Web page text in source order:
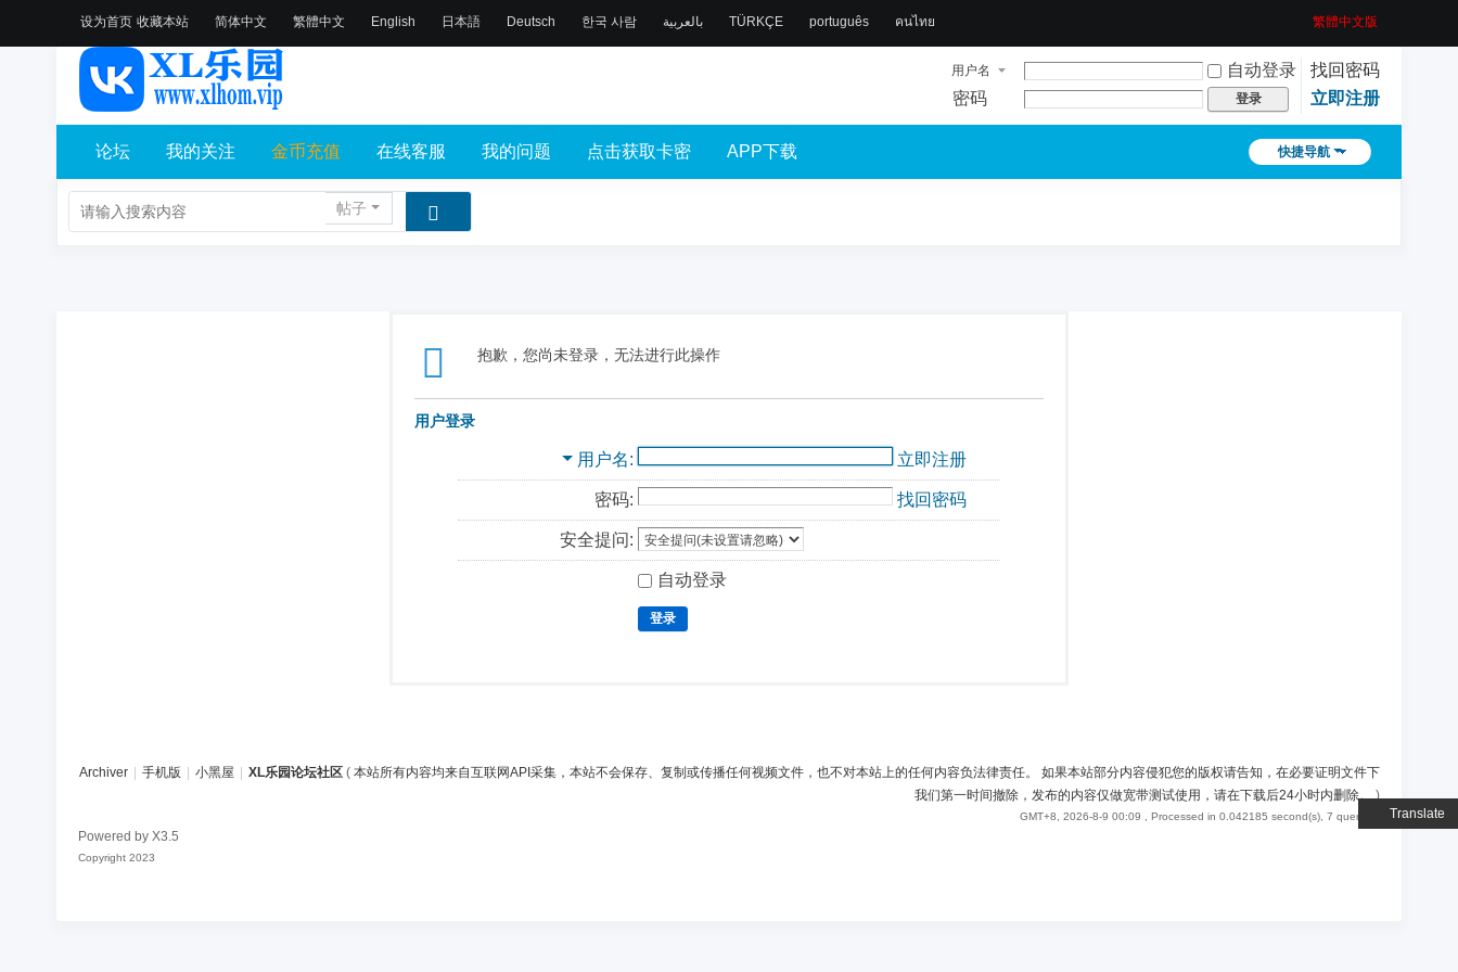
设为首页 收藏本站
Translate
简体中文 繁體中文 English 日本語 Deutsch 한국 사람 بالعربية TÜRKÇE português คนไทย 繁體中文版
用户名 自动登录
找回密码
密码
登录 立即注册
快捷导航
论坛 我的关注 金币充值 在线客服 我的问题 点击获取卡密 APP下载
帖子
抱歉，您尚未登录，无法进行此操作
用户登录
用户名 立即注册
密码: 找回密码
安全提问:
自动登录
登录
Archiver 手机版 小黑屋 XL乐园论坛社区 ( 本站所有内容均来自互联网API采集，本站不会保存、复制或传播任何视频文件，也不对本站上的任何内容负法律责任。 如果本站部分内容侵犯您的版权请告知，在必要证明文件下
我们第一时间撤除，发布的内容仅做宽带测试使用，请在下载后24小时内删除。)
GMT+8, 2026-8-9 00:09 , Processed in 0.042185 second(s), 7 queries .
Powered by X3.5
Copyright 2023